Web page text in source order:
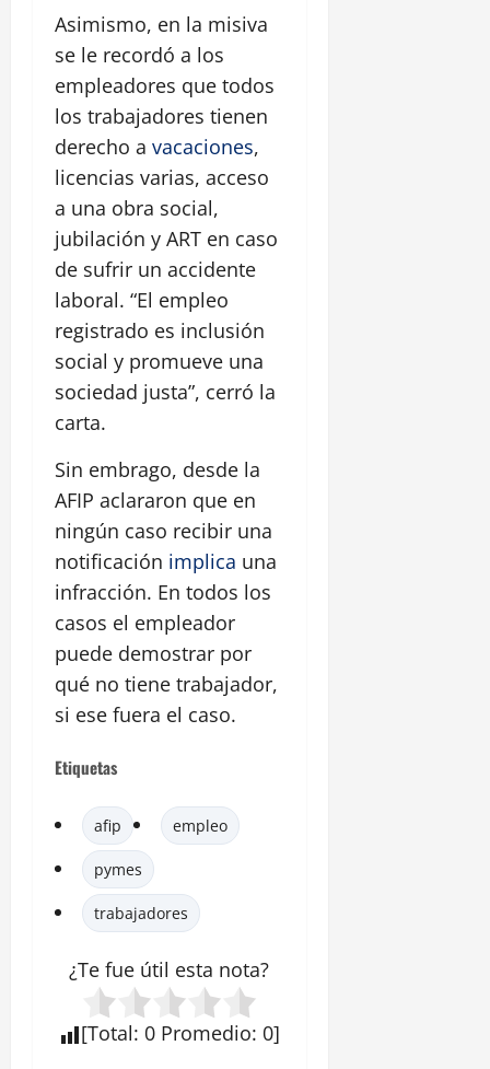
Asimismo, en la misiva
se le recordó a los
empleadores que todos
los trabajadores tienen
derecho a vacaciones,
licencias varias, acceso
a una obra social,
jubilación y ART en caso
de sufrir un accidente
laboral. “El empleo
registrado es inclusión
social y promueve una
sociedad justa”, cerró la
carta.
Sin embrago, desde la
AFIP aclararon que en
ningún caso recibir una
notificación implica una
infracción. En todos los
casos el empleador
puede demostrar por
qué no tiene trabajador,
si ese fuera el caso.
Etiquetas
afip empleo
pymes
trabajadores
¿Te fue útil esta nota?
[Total: 0 Promedio: 0]